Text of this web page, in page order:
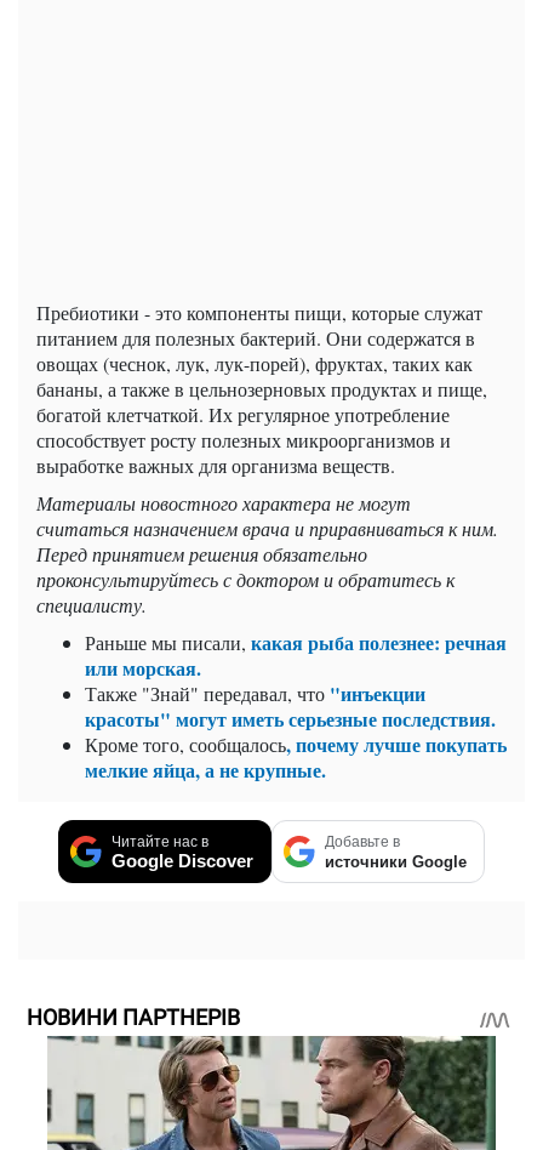
Пребиотики - это компоненты пищи, которые служат
питанием для полезных бактерий. Они содержатся в
овощах (чеснок, лук, лук-порей), фруктах, таких как
бананы, а также в цельнозерновых продуктах и пище,
богатой клетчаткой. Их регулярное употребление
способствует росту полезных микроорганизмов и
выработке важных для организма веществ.
Материалы новостного характера не могут
считаться назначением врача и приравниваться к ним.
Перед принятием решения обязательно
проконсультируйтесь с доктором и обратитесь к
специалисту.
Раньше мы писали, какая рыба полезнее: речная
или морская.
Также "Знай" передавал, что "инъекции
красоты" могут иметь серьезные последствия.
Кроме того, сообщалось, почему лучше покупать
мелкие яйца, а не крупные.
Читайте нас в
Google Discover
Добавьте в
источники Google
НОВИНИ ПАРТНЕРІВ